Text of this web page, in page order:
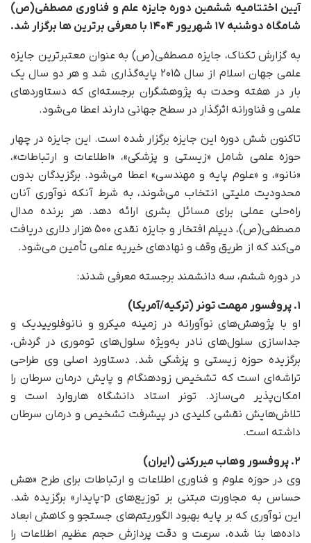
آیین اختتامیه ششمین دوره جایزه علم و فناوری مصطفی(ص)
شامگاه دوشنبه ۱۷ شهریور ۱۴۰۴ با معرفی برترین ها برگزار شد.
به گزارش تکناک، جایزه مصطفی(ص) به عنوان معتبرترین جایزه
علمی جهان اسلام از سال ۲۰۱۵ پایه‌گذاری شد و هر دو سال یک
بار در هفته وحدت به پژوهشگران برجسته‌ای که دستاوردهای
علمی و فناورانه اثرگذار در سطح جهانی دارند اعطا می‌شود.
تاکنون شش دوره این جایزه برگزار شده است. این جایزه در چهار
حوزه علمی شامل «زیستی و پزشکی»، «اطلاعات و ارتباطات»،
«نانو»، و «علوم پایه و مهندسی» اعطا می‌شود. برگزیدگان بدون
محدودیت ملیتی انتخاب می‌شوند، به شرط آنکه نوآوری آنان
راه‌حلی عملی برای مسائل بشری ارائه دهد. هر برنده مدال
مصطفی(ص)، دیپلم افتخار و جایزه نقدی ۵۰۰ هزار دلاری دریافت
می‌کند که از طریق وقف و نهادهای خیریه علمی تأمین می‌شود.
در دوره ششم، سه دانشمند برجسته معرفی شدند:
۱. پروفسور مهمت تونر (ترکیه/آمریکا)
او با پژوهش‌های نوآورانه در زمینه میکرو و نانوفلوییدیک و
جداسازی سلول‌های نادر به‌ویژه سلول‌های توموری در گردش،
برگزیده حوزه زیستی و پزشکی شد. دستاورد اصلی وی طراحی
تراشه‌ای است که تشخیص زودهنگام و پایش درمان سرطان را
امکان‌پذیر می‌سازد. تونر استاد دانشگاه هاروارد است و
تلاش‌هایش نقشی کلیدی در پیشرفت تشخیص و درمان سرطان
داشته است.
۲. پروفسور وهاب میررکنی (ایران)
وی در حوزه علوم و فناوری اطلاعات و ارتباطات برای طرح «هش
حساس به مجاورت مبتنی بر توزیع‌های p-پایدار» برگزیده شد.
این نوآوری که بر پایه بهبود الگوریتم‌های جستجو و کاهش ابعاد
داده‌ها بنا شده، سرعت و دقت پردازش حجم عظیم اطلاعات را